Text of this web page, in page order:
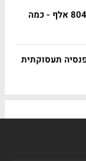
פוטר אחרי 29 שנה בלי שימוע, תבע 804 אלף - כמה
תעסוקתית